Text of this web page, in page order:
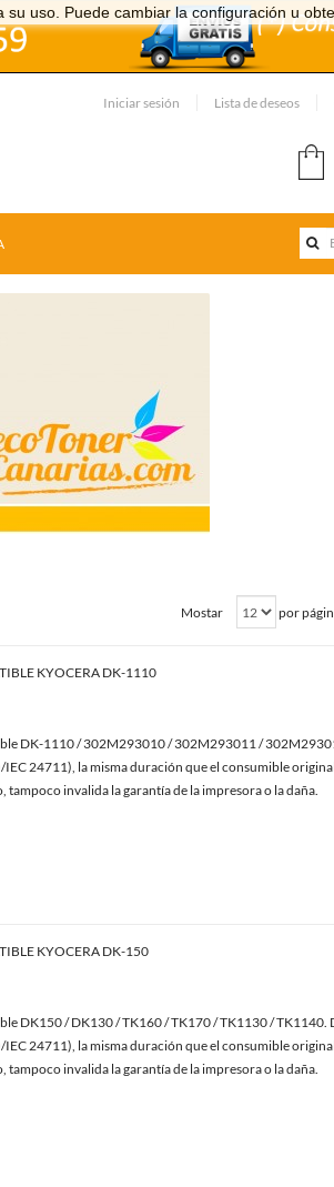
uso. Puede cambiar la configuración u
Iniciar sesión Lista de deseos
Mostar por
KYOCERA DK-1110
DK-1110 / 302M293010 / 302M293011 /
IEC 24711), la misma duración que el consumible
tampoco invalida la garantía de la impresora o la daña.
KYOCERA DK-150
DK150 / DK130 / TK160 / TK170 / TK1130 /
IEC 24711), la misma duración que el consumible
tampoco invalida la garantía de la impresora o la daña.